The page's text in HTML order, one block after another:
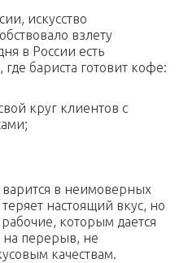
искусство
взлету
в России есть
бариста готовит кофе:
круг клиентов с
в неимоверных
теряет настоящий вкус, но
которым дается
перерыв, не
качествам.